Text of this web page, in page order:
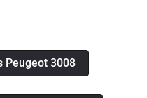
Peugeot 3008